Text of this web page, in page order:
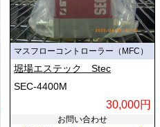
マスフローコントローラー（MFC）
堀場エステック Stec
SEC-4400M
30,000円
お問い合わせ